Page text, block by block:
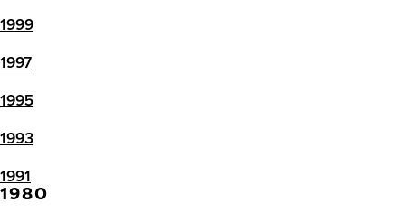
1999
1997
1995
1993
1991
1980